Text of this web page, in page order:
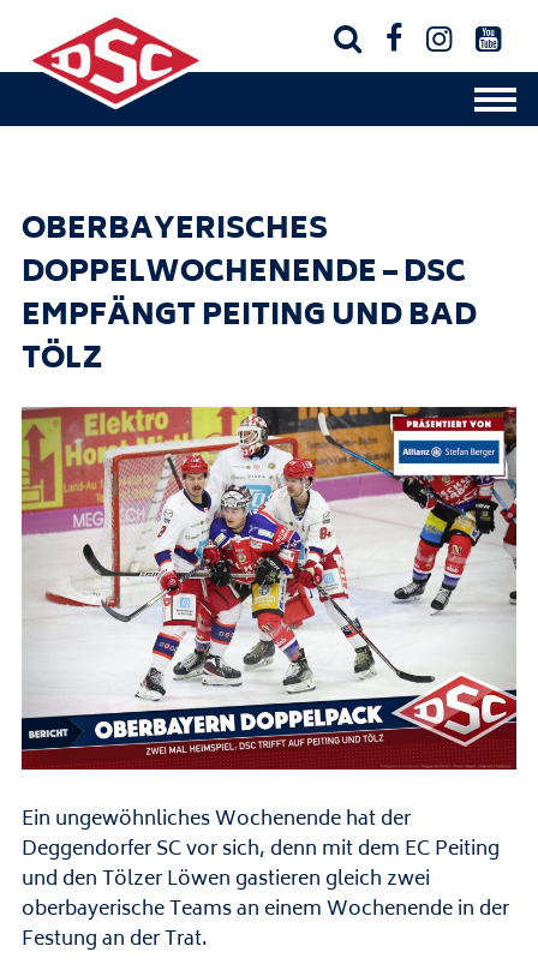
   
OBERBAYERISCHES
DOPPELWOCHENENDE – DSC
EMPFÄNGT PEITING UND BAD
TÖLZ
Ein ungewöhnliches Wochenende hat der
Deggendorfer SC vor sich, denn mit dem EC Peiting
und den Tölzer Löwen gastieren gleich zwei
oberbayerische Teams an einem Wochenende in der
Festung an der Trat.